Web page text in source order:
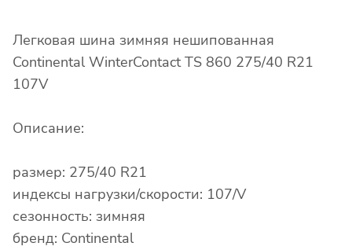
Легковая шина зимняя нешипованная
Continental WinterContact TS 860 275/40 R21
107V
Описание:
размер: 275/40 R21
индексы нагрузки/скорости: 107/V
сезонность: зимняя
бренд: Continental